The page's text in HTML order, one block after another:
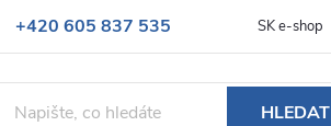
+420 605 837 535
info@jeans-shop.cz
podmínky Naše prodejna Blog
SK e-shop
HLEDAT